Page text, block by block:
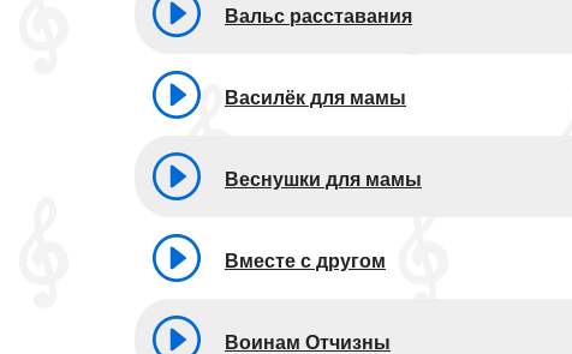
Вальс расставания
Василёк для мамы
Веснушки для мамы
Вместе с другом
Воинам Отчизны